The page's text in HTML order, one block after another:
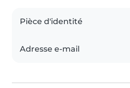
Pièce d'identité
Adresse e-mail